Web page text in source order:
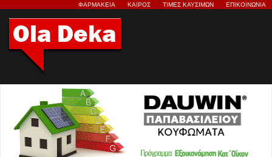
ΦΑΡΜΑΚΕΙΑ ΚΑΙΡΟΣ ΤΙΜΕΣ ΚΑΥΣΙΜΩΝ ΕΠΙΚΟΙΝΩΝΙΑ